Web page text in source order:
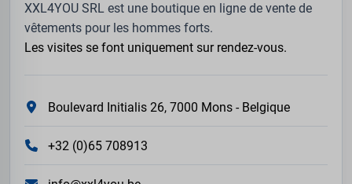
XXL4YOU SRL est une boutique en ligne de vente de
vêtements pour les hommes forts.
Les visites se font uniquement sur rendez-vous.
Boulevard Initialis 26, 7000 Mons - Belgique
+32 (0)65 708913